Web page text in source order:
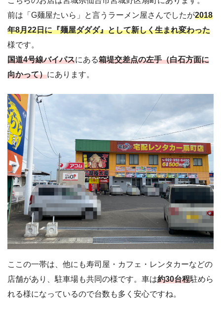
前は「G麺屋たいら」と言うラーメン屋さんでしたが2018
年8月22日に『麺屋ダダダ』として新しく生まれ変わった
様です。
国道4号線バイパスにある箱堤交差点の左手（白石方面に
向かって）にあります。
ここの一帯は、他にも寿司屋・カフェ・レンタカーなどの
店舗があり、駐車場も共同の様です。車は約30台程駐めら
れる様になっているので台数も多く安心ですね。